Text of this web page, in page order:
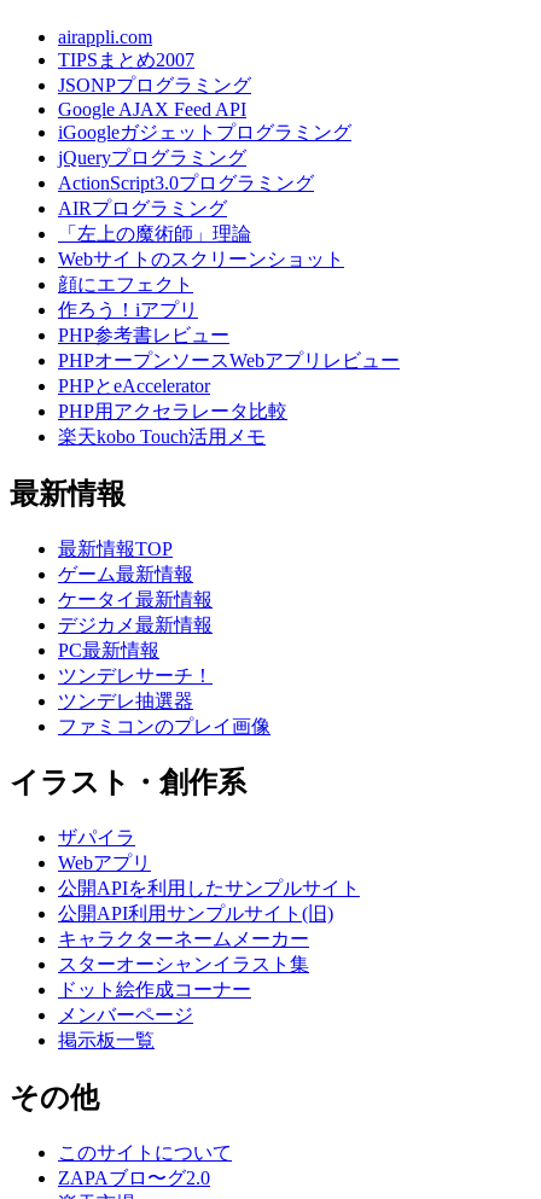
airappli.com
TIPSまとめ2007
JSONPプログラミング
Google AJAX Feed API
iGoogleガジェットプログラミング
jQueryプログラミング
ActionScript3.0プログラミング
AIRプログラミング
「左上の魔術師」理論
Webサイトのスクリーンショット
顔にエフェクト
作ろう！iアプリ
PHP参考書レビュー
PHPオープンソースWebアプリレビュー
PHPとeAccelerator
PHP用アクセラレータ比較
楽天kobo Touch活用メモ
最新情報
最新情報TOP
ゲーム最新情報
ケータイ最新情報
デジカメ最新情報
PC最新情報
ツンデレサーチ！
ツンデレ抽選器
ファミコンのプレイ画像
イラスト・創作系
ザパイラ
Webアプリ
公開APIを利用したサンプルサイト
公開API利用サンプルサイト(旧)
キャラクターネームメーカー
スターオーシャンイラスト集
ドット絵作成コーナー
メンバーページ
掲示板一覧
その他
このサイトについて
ZAPAブロ〜グ2.0